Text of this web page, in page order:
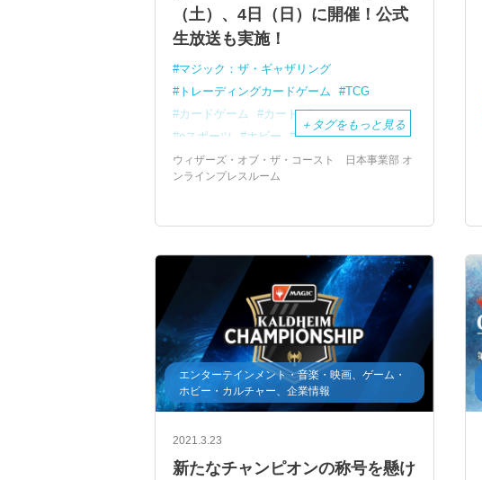
（土）、4日（日）に開催！公式
生放送も実施！
マジック：ザ・ギャザリング
トレーディングカードゲーム
TCG
カードゲーム
カード
e-sports
eスポーツ
ホビー
アプリ
MTGアリーナ
＋ タグをもっと見る
ウィザーズ・オブ・ザ・コースト 日本事業部 オ
ンラインプレスルーム
エンターテインメント・音楽・映画、ゲーム・
ホビー・カルチャー、企業情報
2021.3.23
新たなチャンピオンの称号を懸け